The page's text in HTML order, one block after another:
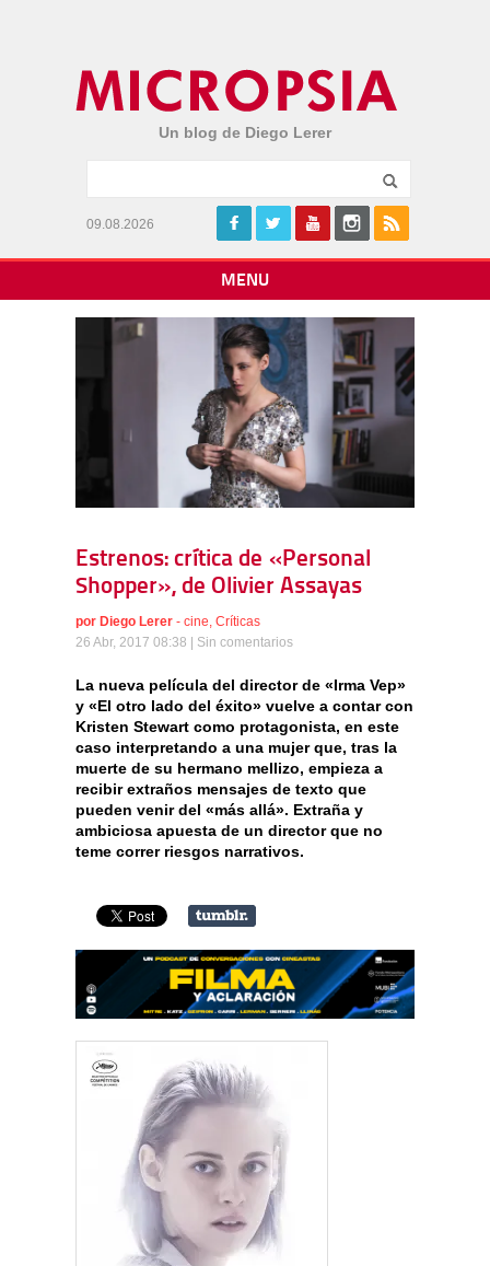
Un blog de Diego Lerer
09.08.2026
MENU
Estrenos: crítica de «Personal
Shopper», de Olivier Assayas
por Diego Lerer - cine, Críticas
26 Abr, 2017 08:38 | Sin comentarios
La nueva película del director de «Irma Vep»
y «El otro lado del éxito» vuelve a contar con
Kristen Stewart como protagonista, en este
caso interpretando a una mujer que, tras la
muerte de su hermano mellizo, empieza a
recibir extraños mensajes de texto que
pueden venir del «más allá». Extraña y
ambiciosa apuesta de un director que no
teme correr riesgos narrativos.